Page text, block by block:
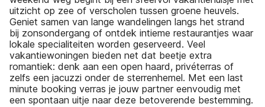
uitzicht op zee of verscholen tussen groene heuvels.
Geniet samen van lange wandelingen langs het strand
bij zonsondergang of ontdek intieme restaurantjes waar
lokale specialiteiten worden geserveerd. Veel
vakantiewoningen bieden net dat beetje extra
romantiek: denk aan een open haard, privéterras of
zelfs een jacuzzi onder de sterrenhemel. Met een last
minute booking verras je jouw partner eenvoudig met
een spontaan uitje naar deze betoverende bestemming.